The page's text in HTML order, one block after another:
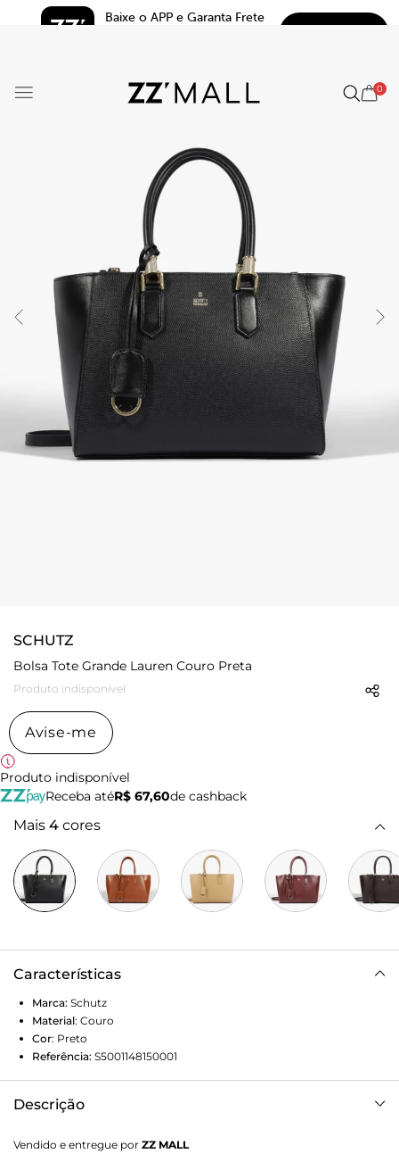
Baixe o APP e Garanta Frete
0
SCHUTZ
Bolsa Tote Grande Lauren Couro Preta
Produto indisponível
Avise-me
Produto indisponível
Receba atéR$ 67,60de cashback
Mais 4 cores
Características
Marca: Schutz
Material: Couro
Cor: Preto
Referência: S5001148150001
Descrição
uma peça que combina elegância com funcionalidade.
Vendido e entregue por ZZ MALL